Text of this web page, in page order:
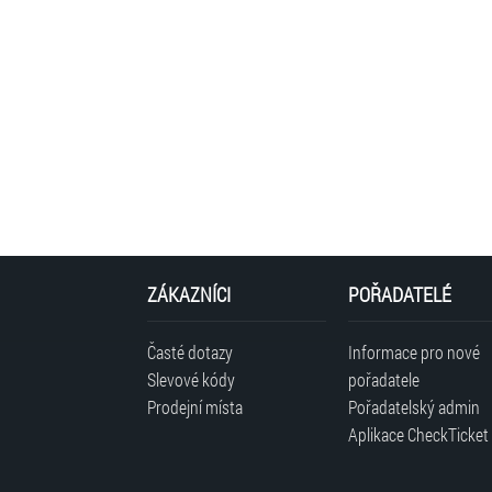
ZÁKAZNÍCI
Časté dotazy
Slevové kódy
Prodejní místa
POŘADATELÉ
Informace pro nové
pořadatele
Pořadatelský admin
Aplikace CheckTicket